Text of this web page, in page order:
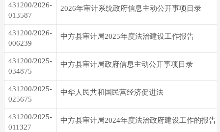
431200/2026-
013587
2026年审计系统政府信息主动公开事项目录
431200/2026-
006239
中方县审计局2025年度法治建设工作报告
431200/2025-
034875
中方县审计局政府信息主动公开事项目录
431200/2025-
025675
中华人民共和国民营经济促进法
431200/2025-
011327
中方县审计局2024年度法治政府建设工作的报告